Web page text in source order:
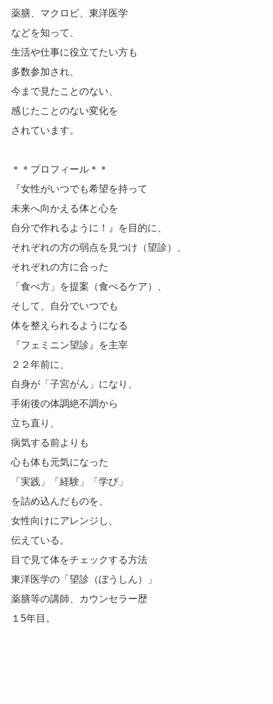
薬膳、マクロビ、東洋医学
などを知って、
生活や仕事に役立てたい方も
多数参加され、
今まで見たことのない、
感じたことのない変化を
されています。
＊＊プロフィール＊＊
『女性がいつでも希望を持って
未来へ向かえる体と心を
自分で作れるように！』を目的に、
それぞれの方の弱点を見つけ（望診）、
それぞれの方に合った
「食べ方」を提案（食べるケア）、
そして、自分でいつでも
体を整えられるようになる
『フェミニン望診』を主宰
２２年前に、
自身が「子宮がん」になり、
手術後の体調絶不調から
立ち直り、
病気する前よりも
心も体も元気になった
「実践」「経験」「学び」
を詰め込んだものを、
女性向けにアレンジし、
伝えている。
目で見て体をチェックする方法
東洋医学の「望診（ぼうしん）」
薬膳等の講師、カウンセラー歴
１5年目。